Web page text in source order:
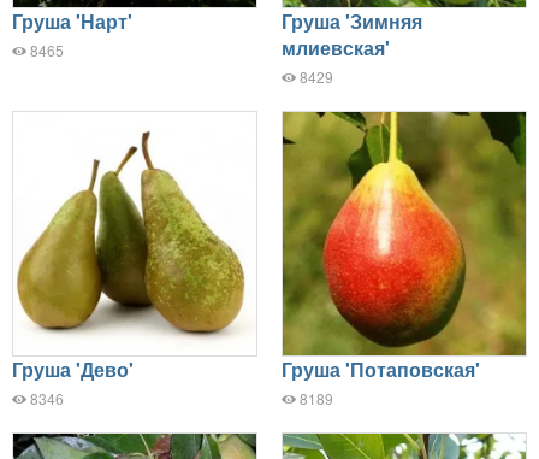
Груша 'Нарт'
8465
Груша 'Зимняя
млиевская'
8429
Груша 'Дево'
8346
Груша 'Потаповская'
8189